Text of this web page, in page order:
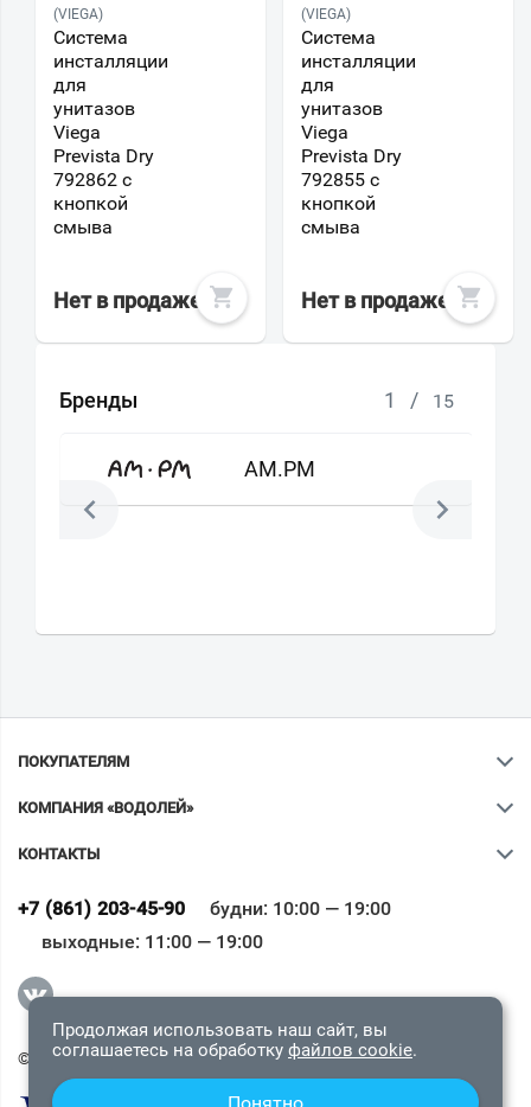
(VIEGA)
Система
инсталляции
для
унитазов
Viega
Prevista Dry
792862 с
кнопкой
смыва
Нет в продаже
(VIEGA)
Система
инсталляции
для
унитазов
Viega
Prevista Dry
792855 с
кнопкой
смыва
Нет в продаже
Бренды 1 / 15
AM.PM
ПОКУПАТЕЛЯМ
КОМПАНИЯ «ВОДОЛЕЙ»
КОНТАКТЫ
+7 (861) 203-45-90
будни: 10:00 — 19:00
выходные: 11:00 — 19:00
© 2009-2026 «Водолей Онлайн». Все права защищены.
Всё верно
Продолжая использовать наш сайт, вы
соглашаетесь на обработку файлов cookie.
Понятно